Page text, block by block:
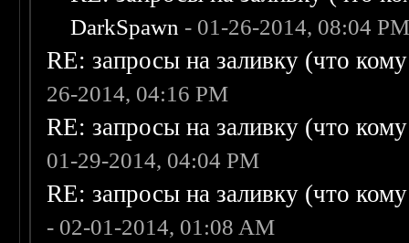
DarkSpawn - 01-26-2014, 08:04
RE: запросы на заливку (что
26-2014, 04:16 PM
RE: запросы на заливку (что
01-29-2014, 04:04 PM
RE: запросы на заливку (что
- 02-01-2014, 01:08 AM